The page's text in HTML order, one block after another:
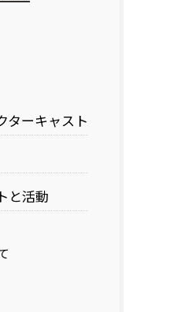
ターキャスト
と活動